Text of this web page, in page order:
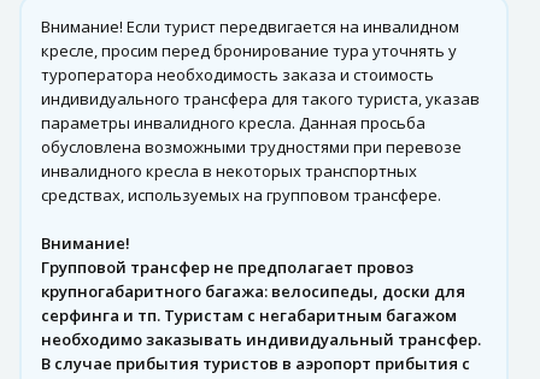
Внимание! Если турист передвигается на инвалидном
кресле, просим перед бронирование тура уточнять у
туроператора необходимость заказа и стоимость
индивидуального трансфера для такого туриста, указав
параметры инвалидного кресла. Данная просьба
обусловлена возможными трудностями при перевозе
инвалидного кресла в некоторых транспортных
средствах, используемых на групповом трансфере.
Внимание!
Групповой трансфер не предполагает провоз
крупногабаритного багажа: велосипеды, доски для
серфинга и тп. Туристам с негабаритным багажом
необходимо заказывать индивидуальный трансфер.
В случае прибытия туристов в аэропорт прибытия с